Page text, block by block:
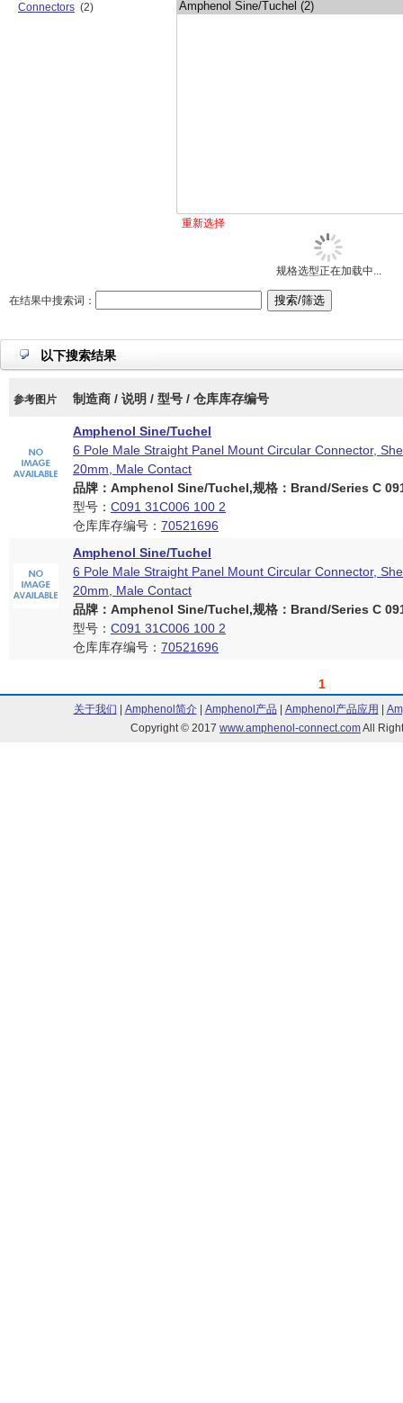
Connectors (2)
重新选择
规格选型正在加载中...
在结果中搜索词：
以下搜索结果
参考图片 制造商 / 说明 / 型号 / 仓库库存编号
Amphenol Sine/Tuchel
6 Pole Male Straight Panel Mount Circular Connector,
20mm, Male Contact
品牌：Amphenol Sine/Tuchel,规格：Brand/Series C
型号： C091 31C006 100 2
仓库库存编号： 70521696
Amphenol Sine/Tuchel
6 Pole Male Straight Panel Mount Circular Connector,
20mm, Male Contact
品牌：Amphenol Sine/Tuchel,规格：Brand/Series C
型号： C091 31C006 100 2
仓库库存编号： 70521696
1
关于我们 Amphenol简介| Amphenol产品 Amphenol产品应用
Copyright © 2017 www.amphenol-connect.comAll